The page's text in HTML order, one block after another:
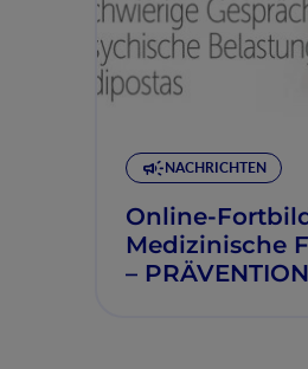
NACHRICHTEN
Online-
Medizinische
–